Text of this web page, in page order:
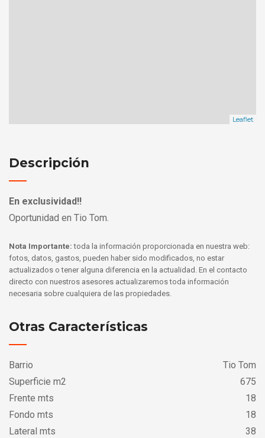
Leaflet
Descripción
En exclusividad!!
Oportunidad en Tio Tom.
Nota Importante:toda la información proporcionada en nuestra web:
fotos, datos, gastos, pueden haber sido modificados, no estar
actualizados o tener alguna diferencia en la actualidad. En el contacto
directo con nuestros asesores actualizaremos toda información
necesaria sobre cualquiera de las propiedades.
Otras Características
Barrio
Tio Tom
Superficie m2
675
Frente mts
18
Fondo mts
18
Lateral mts
38